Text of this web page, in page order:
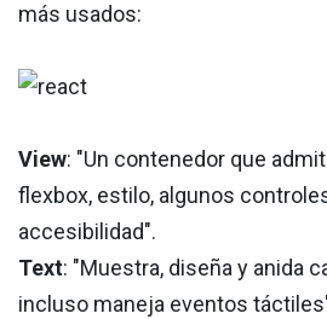
más usados:
View: "Un contenedor que
flexbox, estilo, algunos
accesibilidad".
Text: "Muestra, diseña y anida
incluso maneja eventos